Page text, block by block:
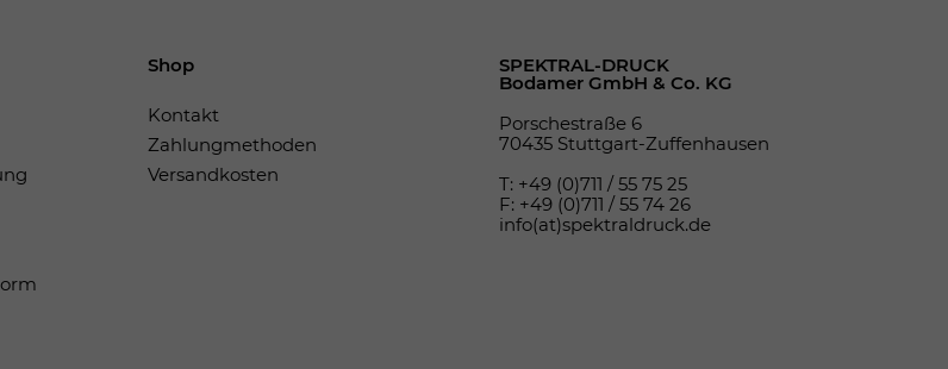
Shop
Kontakt
Zahlungmethoden
Versandkosten
SPEKTRAL-DRUCK
Bodamer GmbH & Co. KG
Porschestraße 6
70435 Stuttgart-Zuffenhausen
T: +49 (0)711 / 55 75 25
F: +49 (0)711 / 55 74 26
info(at)spektraldruck.de